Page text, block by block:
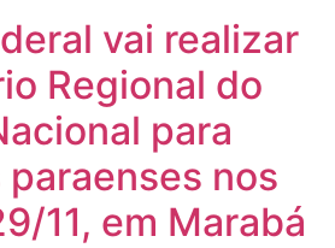
vai realizar
Regional do
para
nos
11, em Marabá